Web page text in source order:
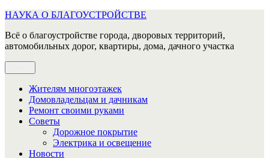
Перейти
содержимому
НАУКА О БЛАГОУСТРОЙСТВЕ
Всё о благоустройстве города, дворовых территорий,
автомобильных дорог, квартиры, дома, дачного участка
Жителям многоэтажек
Домовладельцам и дачникам
Ремонт своими руками
Советы
Дорожное покрытие
Электрика и освещение
Новости